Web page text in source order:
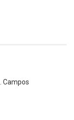
Campos